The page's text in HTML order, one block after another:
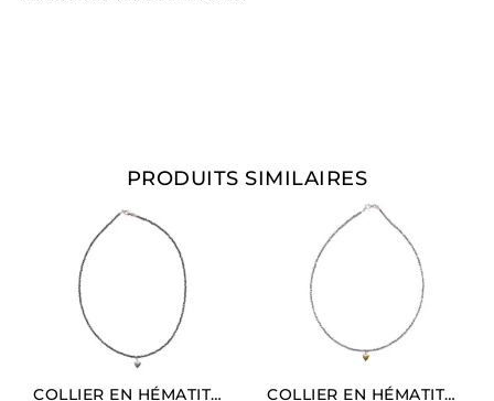
PRODUITS SIMILAIRES
COLLIER EN HÉMATITE NATURELLE AVEC CHARM EN FORME DE CŒUR (LONGUEUR MOYENNE). COLLIER EN HÉMATITE RHODIÉE AVEC CHARM EN FORME DE CŒUR DORÉ (LONGUEUR LONGUE).